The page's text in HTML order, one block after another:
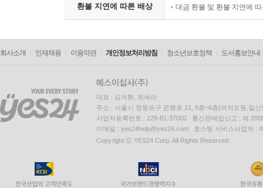
환불 지연에 따른 배상 대금 환불 및 환불 지연에
회사소개 인재채용 이용약관 개인정보처리방침 청소년보호정책 도서홍보안내
대표 : 김석환, 최세라
주소 : 서울시 영등포구 은행로 11, 5층~6층(여의도동,일신
사업자등록번호 : 229-81-37000 통신판매업신고 : 제
이메일 : yes24help@yes24.com 호스팅 서비스사업자 :
Copyright ⓒ YES24 Corp. All Rights Reserved.